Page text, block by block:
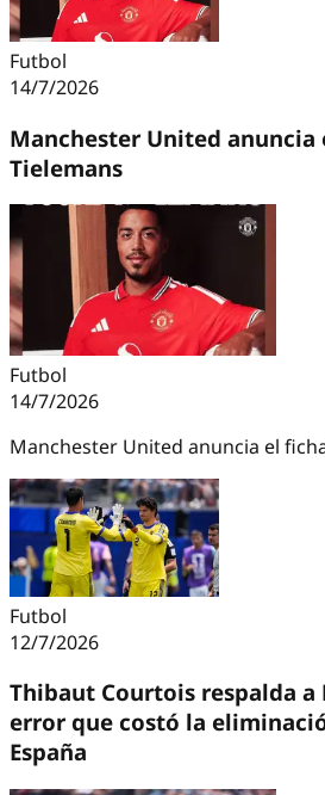
Futbol
14/7/2026
Manchester United anuncia
Tielemans
Futbol
14/7/2026
Manchester United anuncia el
Futbol
12/7/2026
Thibaut Courtois respalda a
error que costó la
España